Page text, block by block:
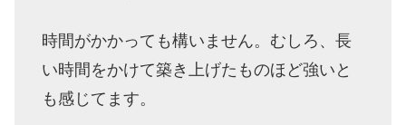
時間がかかっても構いません。むしろ、長
い時間をかけて築き上げたものほど強いと
も感じてます。